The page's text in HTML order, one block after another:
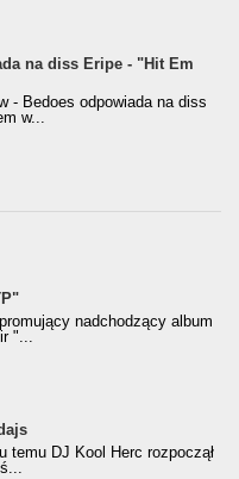
na diss Eripe - "Hit Em
- Bedoes odpowiada na diss
w...
nadchodzący album
"...
Roku
temu DJ Kool Herc rozpoczął